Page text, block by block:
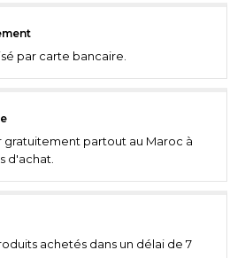
par carte bancaire.
gratuitement partout au Maroc à
d'achat.
achetés dans un délai de 7